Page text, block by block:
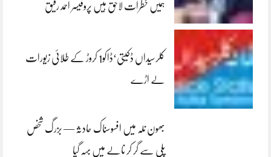
ہمیں خطرات لاحق ہیں پروفیسر احمد رفیق
کلرسیداں ڈکیتی‘ڈاکو1 کروڑ کے طلائی زیورات
لے اڑے
بھون نلہ میں افسوسناک حادثہ — بزرگ شخص
پلی سے گر کر نالے میں بہہ گیا